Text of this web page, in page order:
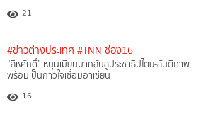
21
#ข่าวต่างประเทศ #TNN ช่อง16
“สีหศักดิ์”​ หนุนเมียนมากลับสู่ประชาธิปไตย-สันติภาพ
พร้อมเป็นกาวใจเชื่อมอาเซียน
16